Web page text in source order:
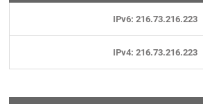
IPv6: 216.73.216.223
IPv4: 216.73.216.223